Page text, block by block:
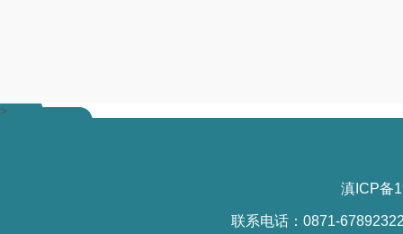
>
滇ICP备
联系电话：0871-